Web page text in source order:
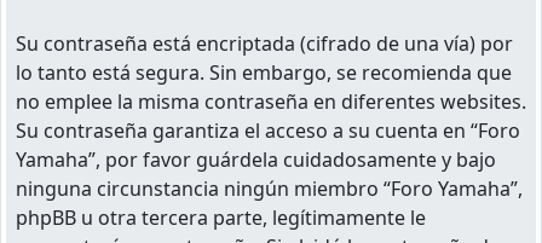
Su contraseña está encriptada (cifrado de una vía) por
lo tanto está segura. Sin embargo, se recomienda que
no emplee la misma contraseña en diferentes websites.
Su contraseña garantiza el acceso a su cuenta en “Foro
Yamaha”, por favor guárdela cuidadosamente y bajo
ninguna circunstancia ningún miembro “Foro Yamaha”,
phpBB u otra tercera parte, legítimamente le